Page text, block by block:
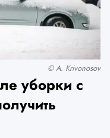
© A. Krivonosov
уборки с